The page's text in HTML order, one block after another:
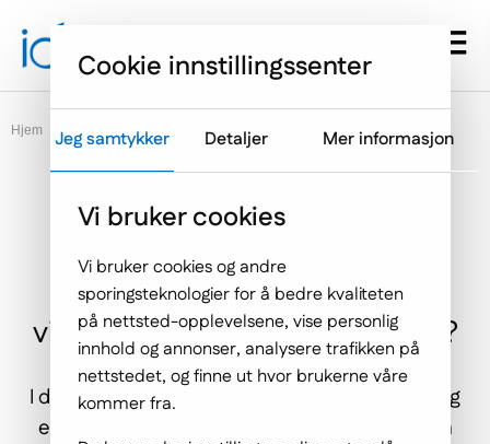
Hjem
Dedikerte løsninger kontra
standardløsninger. Hva er de
viktigste beslutningspunktene?
I dagens verden er det vanskelig å forestille seg
en vellykket bedrift uten IT-verktøy. Med den
Cookie innstillingssenter
Jeg samtykker Detaljer Mer informasjon
Vi bruker cookies
Vi bruker cookies og andre
sporingsteknologier for å bedre kvaliteten
på nettsted-opplevelsene, vise personlig
innhold og annonser, analysere trafikken på
nettstedet, og finne ut hvor brukerne våre
kommer fra.